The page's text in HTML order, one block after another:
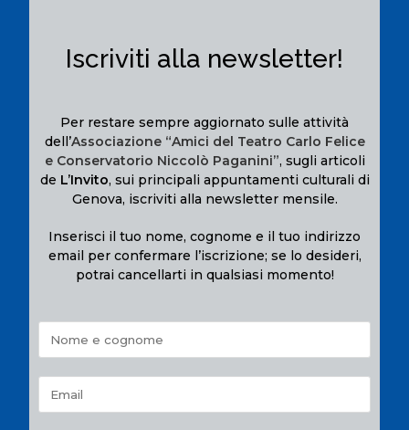
Iscriviti alla newsletter!
Per restare sempre aggiornato sulle attività
dell’Associazione “Amici del Teatro Carlo Felice
e Conservatorio Niccolò Paganini”, sugli articoli
de L’Invito, sui principali appuntamenti culturali di
Genova, iscriviti alla newsletter mensile.
Inserisci il tuo nome, cognome e il tuo indirizzo
email per confermare l’iscrizione; se lo desideri,
potrai cancellarti in qualsiasi momento!